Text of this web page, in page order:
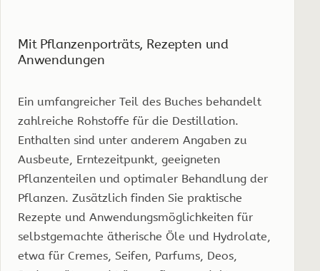
Mit Pflanzenporträts, Rezepten und
Anwendungen
Ein umfangreicher Teil des Buches behandelt
zahlreiche Rohstoffe für die Destillation.
Enthalten sind unter anderem Angaben zu
Ausbeute, Erntezeitpunkt, geeigneten
Pflanzenteilen und optimaler Behandlung der
Pflanzen. Zusätzlich finden Sie praktische
Rezepte und Anwendungsmöglichkeiten für
selbstgemachte ätherische Öle und Hydrolate,
etwa für Cremes, Seifen, Parfums, Deos,